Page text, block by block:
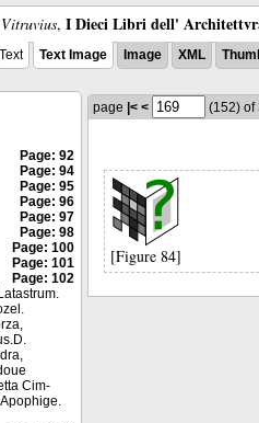
Vitruvius, I Dieci Libri dell'
Text Text Image Image XML
Page: 92
Page: 94
Page: 95
Page: 96
Page: 97
Page: 98
Page: 100
Page: 101
Page: 102
Cim-
page |< < (152) of
[Figure 84]